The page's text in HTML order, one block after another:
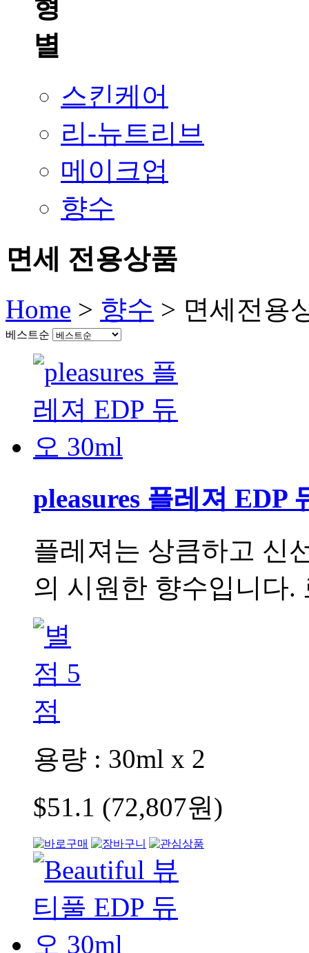
스킨케어
리-뉴트리브
메이크업
향수
면세 전용상품
Home > 향수 > 면세전용
베스트순
pleasures 플레져 EDP
플레져는 상큼하고 신
의 시원한 향수입니다.
용량 : 30ml x 2
$51.1 (72,807원)